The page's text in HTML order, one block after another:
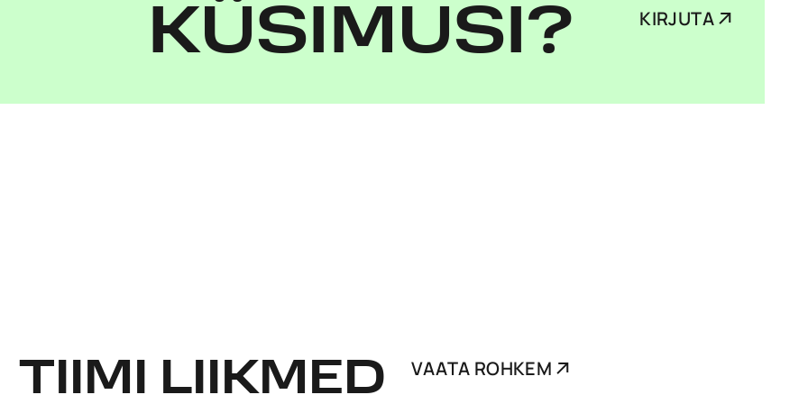
KÜSIMUSI?
KIRJUTA
TIIMI LIIKMED VAATA ROHKEM